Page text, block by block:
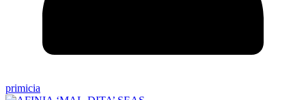
primicia